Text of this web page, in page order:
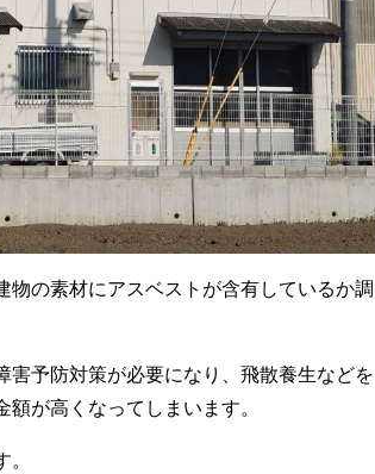
の素材にアスベストが含有しているか調
予防対策が必要になり、飛散養生などを
が高くなってしまいます。